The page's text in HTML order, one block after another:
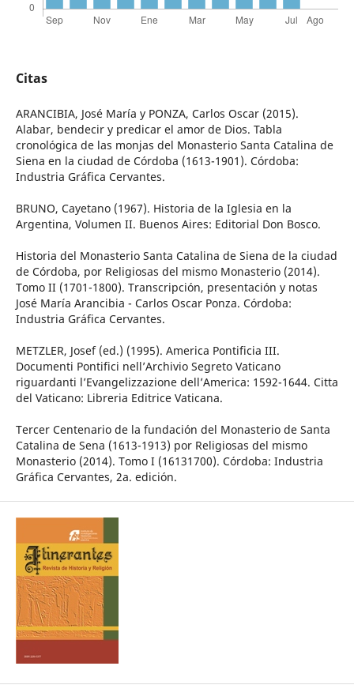
Citas
ARANCIBIA, José María y PONZA, Carlos Oscar (2015).
Alabar, bendecir y predicar el amor de Dios. Tabla
cronológica de las monjas del Monasterio Santa Catalina de
Siena en la ciudad de Córdoba (1613-1901). Córdoba:
Industria Gráfica Cervantes.
BRUNO, Cayetano (1967). Historia de la Iglesia en la
Argentina, Volumen II. Buenos Aires: Editorial Don Bosco.
Historia del Monasterio Santa Catalina de Siena de la ciudad
de Córdoba, por Religiosas del mismo Monasterio (2014).
Tomo II (1701-1800). Transcripción, presentación y notas
José María Arancibia - Carlos Oscar Ponza. Córdoba:
Industria Gráfica Cervantes.
METZLER, Josef (ed.) (1995). America Pontificia III.
Documenti Pontifici nell’Archivio Segreto Vaticano
riguardanti l’Evangelizzazione dell’America: 1592-1644. Citta
del Vaticano: Libreria Editrice Vaticana.
Tercer Centenario de la fundación del Monasterio de Santa
Catalina de Sena (1613-1913) por Religiosas del mismo
Monasterio (2014). Tomo I (16131700). Córdoba: Industria
Gráfica Cervantes, 2a. edición.